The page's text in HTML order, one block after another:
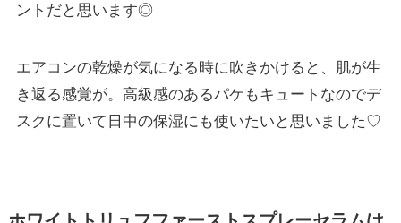
ントだと思います◎
エアコンの乾燥が気になる時に吹きかけると、肌が生
き返る感覚が。高級感のあるパケもキュートなのでデ
スクに置いて日中の保湿にも使いたいと思いました♡